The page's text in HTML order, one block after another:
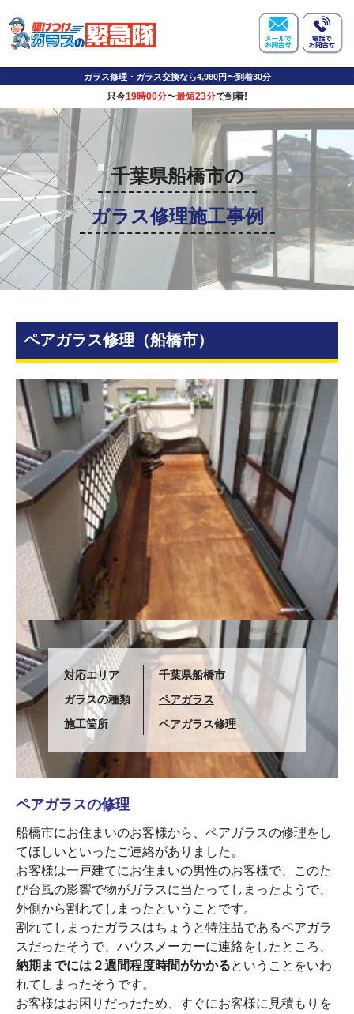
ガラス修理・ガラス交換なら4,980円〜到着30分
只今19時00分〜最短23分で到着!
千葉県船橋市の
ガラス修理施工事例
ペアガラス修理（船橋市）
対応エリア 千葉県船橋市
ガラスの種類
ペアガラス
施工箇所
ペアガラス修理
ペアガラスの修理
船橋市にお住まいのお客様から、ペアガラスの修理をし
てほしいといったご連絡がありました。
お客様は一戸建てにお住まいの男性のお客様で、このた
び台風の影響で物がガラスに当たってしまったようで、
外側から割れてしまったということです。
割れてしまったガラスはちょうと特注品であるペアガラ
スだったそうで、ハウスメーカーに連絡をしたところ、
納期までには２週間程度時間がかかるということをいわ
れてしまったそうです。
お客様はお困りだったため、すぐにお客様に見積もりを